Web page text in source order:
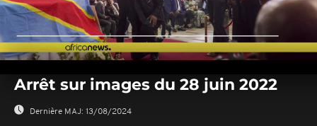
seconds
seconds
Arrêt sur images du 28 juin 2022
Dernière MAJ: 13/08/2024